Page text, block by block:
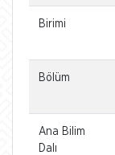
Birimi
Bölüm
Ana Bilim
Dalı